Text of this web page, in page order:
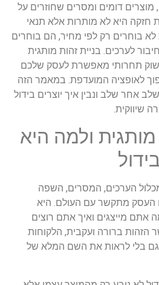
, מוצרים דומים ומסרים שחוזרים על
חזקה היא לא מותרות אלא תנאי
לא בוחרים רק לפי מחיר, הם בוחרים
לערכים בניית זהות מותגית
תחרותי מאפשרת לעסק שלכם
לאופציה המועדפת במאמר הזה
שלב אחר שלב ונבין איך יוצרים בידול
שיווקית
מותגית ולמה היא
הערכים, המסרים, השפה
העסק מתקשר עם העולם. היא
אתם מייצגים ואיך אתם רוצים
הזהות ברורה ועקבית, הלקוחות
גם בלי לראות את השם המלא של